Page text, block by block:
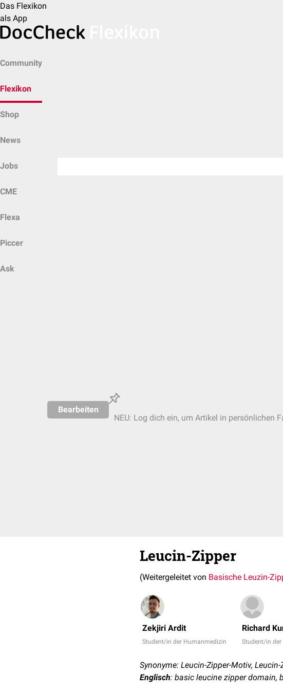
Das Flexikon
als App
Community
Flexikon
Shop
News
Jobs
CME
Flexa
Piccer
Ask
Bearbeiten
NEU: Log dich ein, um Artikel in persönlichen
Leucin-Zipper
(Weitergeleitet von Basische Leuzin-
Zekjiri Ardit
Student/in der Humanmedizin
Richard
Student/in
Synonyme: Leucin-Zipper-Motiv,
Englisch: basic leucine zipper domain,